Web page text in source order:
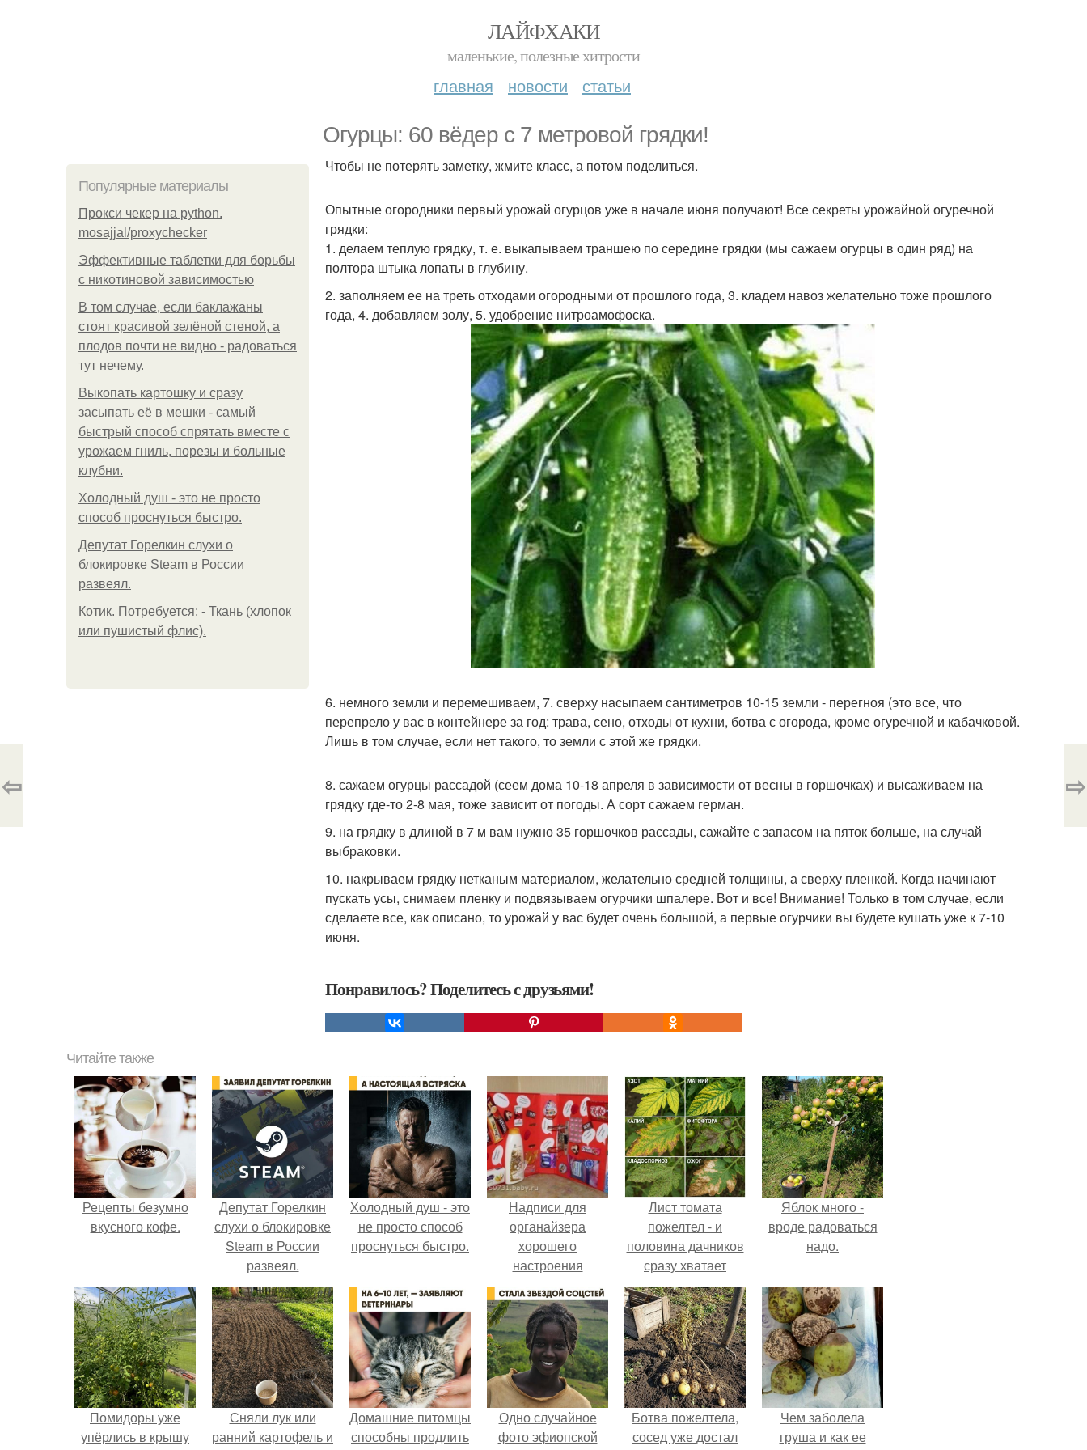
ЛАЙФХАКИ
маленькие, полезные хитрости
главная новости статьи
Огурцы: 60 вёдер с 7 метровой грядки!
Популярные материалы
Прокси чекер на python.
mosajjal/proxychecker
Эффективные таблетки для борьбы
с никотиновой зависимостью
В том случае, если баклажаны
стоят красивой зелёной стеной, а
плодов почти не видно - радоваться
тут нечему.
Выкопать картошку и сразу
засыпать её в мешки - самый
быстрый способ спрятать вместе с
урожаем гниль, порезы и больные
клубни.
Холодный душ - это не просто
способ проснуться быстро.
Депутат Горелкин слухи о
блокировке Steam в России
развеял.
Котик. Потребуется: - Ткань (хлопок
или пушистый флис).
Чтобы не потерять заметку, жмите класс, а потом поделиться.
Опытные огородники первый урожай огурцов уже в начале июня получают! Все секреты урожайной огуречной
грядки:
1. делаем теплую грядку, т. е. выкапываем траншею по середине грядки (мы сажаем огурцы в один ряд) на
полтора штыка лопаты в глубину.
2. заполняем ее на треть отходами огородными от прошлого года, 3. кладем навоз желательно тоже прошлого
года, 4. добавляем золу, 5. удобрение нитроамофоска.
6. немного земли и перемешиваем, 7. сверху насыпаем сантиметров 10-15 земли - перегноя (это все, что
перепрело у вас в контейнере за год: трава, сено, отходы от кухни, ботва с огорода, кроме огуречной и кабачковой.
Лишь в том случае, если нет такого, то земли с этой же грядки.
8. сажаем огурцы рассадой (сеем дома 10-18 апреля в зависимости от весны в горшочках) и высаживаем на
грядку где-то 2-8 мая, тоже зависит от погоды. А сорт сажаем герман.
9. на грядку в длиной в 7 м вам нужно 35 горшочков рассады, сажайте с запасом на пяток больше, на случай
выбраковки.
10. накрываем грядку нетканым материалом, желательно средней толщины, а сверху пленкой. Когда начинают
пускать усы, снимаем пленку и подвязываем огурчики шпалере. Вот и все! Внимание! Только в том случае, если
сделаете все, как описано, то урожай у вас будет очень большой, а первые огурчики вы будете кушать уже к 7-10
июня.
Понравилось? Поделитесь с друзьями!
⇦ ⇨
Читайте также
Рецепты безумно
вкусного кофе.
Депутат Горелкин
слухи о блокировке
Steam в России
развеял.
Холодный душ - это
не просто способ
проснуться быстро.
Надписи для
органайзера
хорошего
настроения
распечатать. Идеи
"Органайзеров
Хорошего
Настроения" с
примерами
подарочков.
Лист томата
пожелтел - и
половина дачников
сразу хватает
удобрение.
Яблок много -
вроде радоваться
надо.
Помидоры уже
упёрлись в крышу
Сняли лук или
ранний картофель и
Домашние питомцы
способны продлить
Одно случайное
фото эфиопской
Ботва пожелтела,
сосед уже достал
Чем заболела
груша и как ее